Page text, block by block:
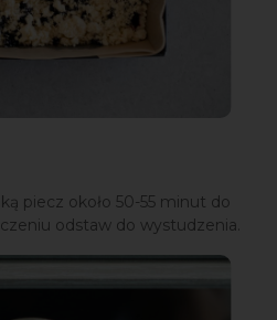
piecz około 50-55 minut do
odstaw do wystudzenia.